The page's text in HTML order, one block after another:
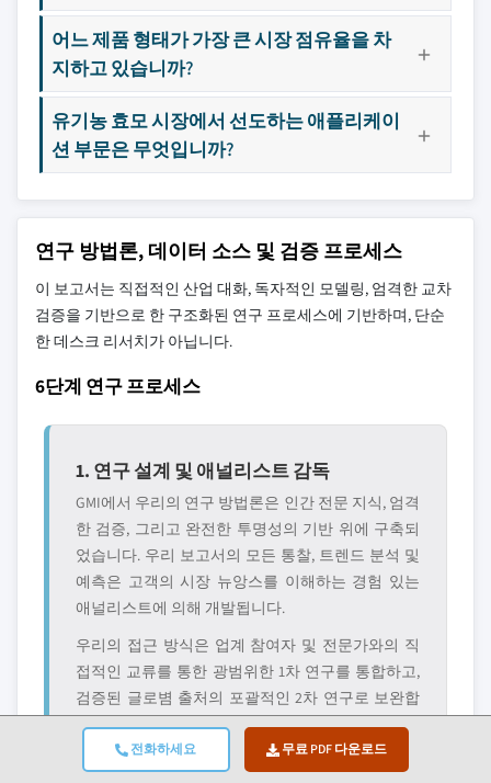
전화하세요 무료 PDF 다운로드
어느 제품 형태가 가장 큰 시장 점유율을 차
지하고 있습니까?
유기농 효모 시장에서 선도하는 애플리케이
션 부문은 무엇입니까?
연구 방법론, 데이터 소스 및 검증 프로세스
이 보고서는 직접적인 산업 대화, 독자적인 모델링, 엄격한 교차
검증을 기반으로 한 구조화된 연구 프로세스에 기반하며, 단순
한 데스크 리서치가 아닙니다.
6단계 연구 프로세스
1. 연구 설계 및 애널리스트 감독
GMI에서 우리의 연구 방법론은 인간 전문 지식, 엄격
한 검증, 그리고 완전한 투명성의 기반 위에 구축되
었습니다. 우리 보고서의 모든 통찰, 트렌드 분석 및
예측은 고객의 시장 뉴앙스를 이해하는 경험 있는
애널리스트에 의해 개발됩니다.
우리의 접근 방식은 업계 참여자 및 전문가와의 직
접적인 교류를 통한 광범위한 1차 연구를 통합하고,
검증된 글로볌 출처의 포괄적인 2차 연구로 보완합
니다. 원본 데이터 소스에서 최종 인사이트까지 완
전한 추적성을 유지하면서 신뢰할 수 있는 예측을
제공하기 위해 정량화된 영향 분석을 적용합니다.